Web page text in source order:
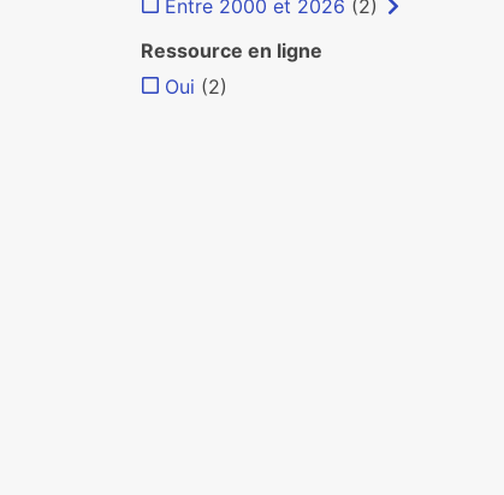
Entre 2000 et 2026 (2)
Ressource en ligne
Oui (2)